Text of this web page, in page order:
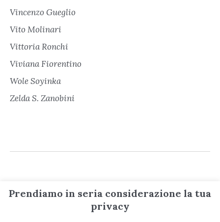
Vincenzo Gueglio
Vito Molinari
Vittoria Ronchi
Viviana Fiorentino
Wole Soyinka
Zelda S. Zanobini
Prendiamo in seria considerazione la tua
privacy